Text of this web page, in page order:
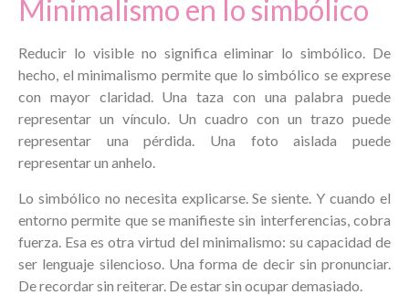
Minimalismo en lo simbólico
Reducir lo visible no significa eliminar lo simbólico. De
hecho, el minimalismo permite que lo simbólico se exprese
con mayor claridad. Una taza con una palabra puede
representar un vínculo. Un cuadro con un trazo puede
representar una pérdida. Una foto aislada puede
representar un anhelo.
Lo simbólico no necesita explicarse. Se siente. Y cuando el
entorno permite que se manifieste sin interferencias, cobra
fuerza. Esa es otra virtud del minimalismo: su capacidad de
ser lenguaje silencioso. Una forma de decir sin pronunciar.
De recordar sin reiterar. De estar sin ocupar demasiado.